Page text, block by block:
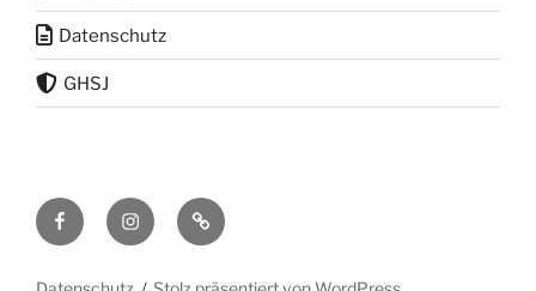
Datenschutz
GHSJ
FacebookInstagram
RSS